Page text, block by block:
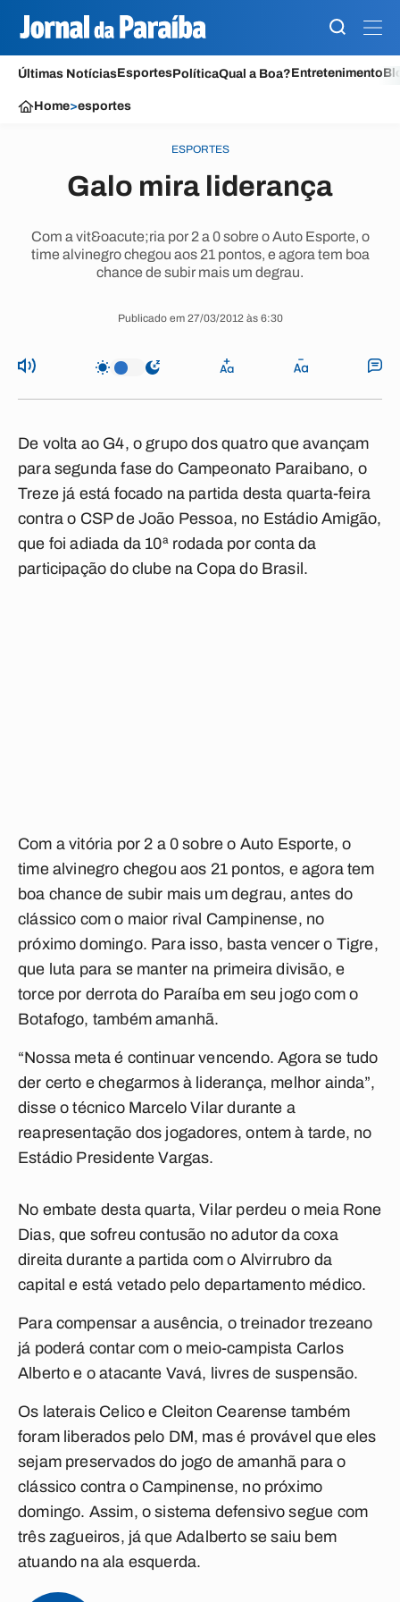
Últimas NotíciasEsportesPolíticaQual a Boa?Entretenimento
Home>esportes
ESPORTES
Galo mira liderança
Com a vit&oacute;ria por 2 a 0 sobre o Auto Esporte, o
time alvinegro chegou aos 21 pontos, e agora tem boa
chance de subir mais um degrau.
Publicado em 27/03/2012 às 6:30
De volta ao G4, o grupo dos quatro que avançam
para segunda fase do Campeonato Paraibano, o
Treze já está focado na partida desta quarta-feira
contra o CSP de João Pessoa, no Estádio Amigão,
que foi adiada da 10ª rodada por conta da
participação do clube na Copa do Brasil.
Com a vitória por 2 a 0 sobre o Auto Esporte, o
time alvinegro chegou aos 21 pontos, e agora tem
boa chance de subir mais um degrau, antes do
clássico com o maior rival Campinense, no
próximo domingo. Para isso, basta vencer o Tigre,
que luta para se manter na primeira divisão, e
torce por derrota do Paraíba em seu jogo com o
Botafogo, também amanhã.
“Nossa meta é continuar vencendo. Agora se tudo
der certo e chegarmos à liderança, melhor ainda”,
disse o técnico Marcelo Vilar durante a
reapresentação dos jogadores, ontem à tarde, no
Estádio Presidente Vargas.
No embate desta quarta, Vilar perdeu o meia Rone
Dias, que sofreu contusão no adutor da coxa
direita durante a partida com o Alvirrubro da
capital e está vetado pelo departamento médico.
Para compensar a ausência, o treinador trezeano
já poderá contar com o meio-campista Carlos
Alberto e o atacante Vavá, livres de suspensão.
Os laterais Celico e Cleiton Cearense também
foram liberados pelo DM, mas é provável que eles
sejam preservados do jogo de amanhã para o
clássico contra o Campinense, no próximo
domingo. Assim, o sistema defensivo segue com
três zagueiros, já que Adalberto se saiu bem
atuando na ala esquerda.